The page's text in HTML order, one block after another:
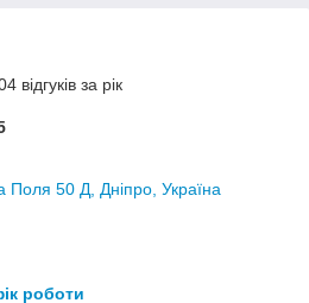
відгуків за рік
Поля 50 Д, Дніпро, Україна
роботи